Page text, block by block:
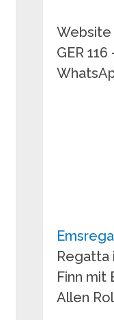
Website
GER
Regatta
Finn mit
Allen